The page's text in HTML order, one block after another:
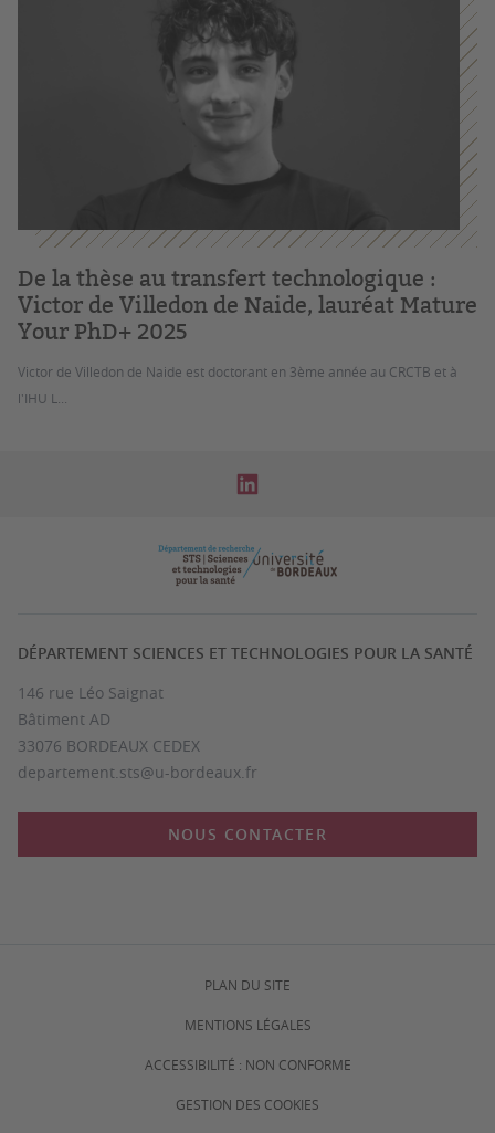
De la thèse au transfert technologique :
Victor de Villedon de Naide, lauréat Mature
Your PhD+ 2025
Victor de Villedon de Naide est doctorant en 3ème année au CRCTB et à
l'IHU L...
DÉPARTEMENT SCIENCES ET TECHNOLOGIES POUR LA SANTÉ
146 rue Léo Saignat
Bâtiment AD
33076 BORDEAUX CEDEX
departement.sts@u-bordeaux.fr
NOUS CONTACTER
PLAN DU SITE
MENTIONS LÉGALES
ACCESSIBILITÉ : NON CONFORME
GESTION DES COOKIES